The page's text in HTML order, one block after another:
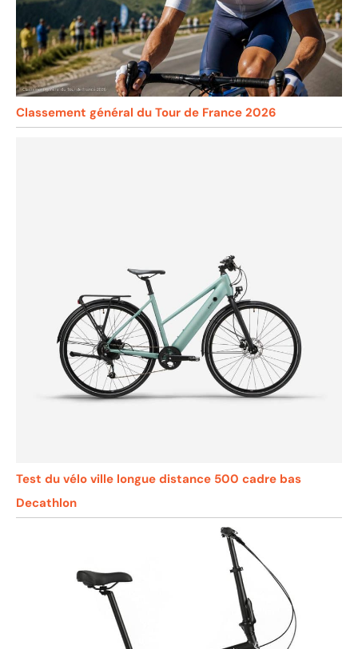
Classement général du Tour de France 2026
Test du vélo ville longue distance 500 cadre bas
Decathlon